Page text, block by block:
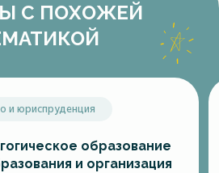
С ПОХОЖЕЙ
и юриспруденция
образование
и организация